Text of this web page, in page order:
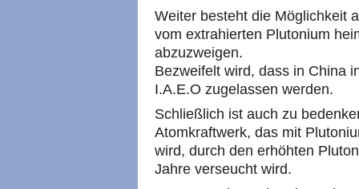
Weiter besteht die Möglichkeit
vom extrahierten Plutonium
abzuzweigen.
Bezweifelt wird, dass in China
I.A.E.O zugelassen werden.
Schließlich ist auch zu
Atomkraftwerk, das mit
wird, durch den erhöhten
Jahre verseucht wird.